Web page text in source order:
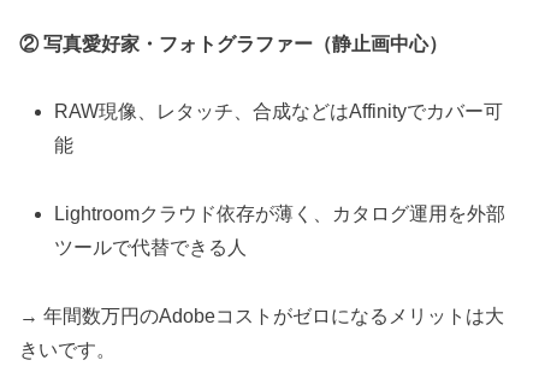
② 写真愛好家・フォトグラファー（静止画中心）
RAW現像、レタッチ、合成などはAffinityでカバー可
能
Lightroomクラウド依存が薄く、カタログ運用を外部
ツールで代替できる人
→ 年間数万円のAdobeコストがゼロになるメリットは大
きいです。